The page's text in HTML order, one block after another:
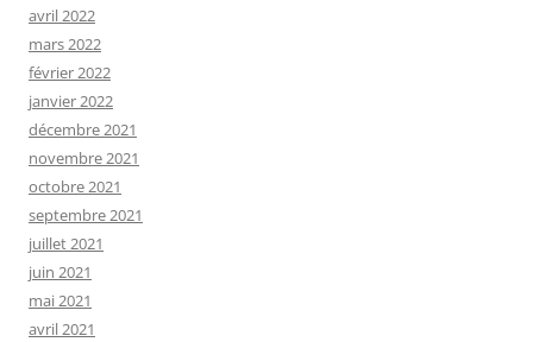
avril 2022
mars 2022
février 2022
janvier 2022
décembre 2021
novembre 2021
octobre 2021
septembre 2021
juillet 2021
juin 2021
mai 2021
avril 2021